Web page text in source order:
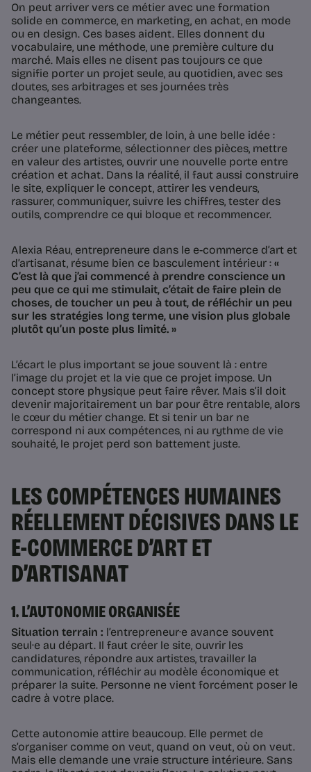
On peut arriver vers ce métier avec une formation
solide en commerce, en marketing, en achat, en mode
ou en design. Ces bases aident. Elles donnent du
vocabulaire, une méthode, une première culture du
marché. Mais elles ne disent pas toujours ce que
signifie porter un projet seule, au quotidien, avec ses
doutes, ses arbitrages et ses journées très
changeantes.
Le métier peut ressembler, de loin, à une belle idée :
créer une plateforme, sélectionner des pièces, mettre
en valeur des artistes, ouvrir une nouvelle porte entre
création et achat. Dans la réalité, il faut aussi construire
le site, expliquer le concept, attirer les vendeurs,
rassurer, communiquer, suivre les chiffres, tester des
outils, comprendre ce qui bloque et recommencer.
Alexia Réau, entrepreneure dans le e-commerce d’art et
d’artisanat, résume bien ce basculement intérieur : «
C’est là que j’ai commencé à prendre conscience un
peu que ce qui me stimulait, c’était de faire plein de
choses, de toucher un peu à tout, de réfléchir un peu
sur les stratégies long terme, une vision plus globale
plutôt qu’un poste plus limité. »
L’écart le plus important se joue souvent là : entre
l’image du projet et la vie que ce projet impose. Un
concept store physique peut faire rêver. Mais s’il doit
devenir majoritairement un bar pour être rentable, alors
le cœur du métier change. Et si tenir un bar ne
correspond ni aux compétences, ni au rythme de vie
souhaité, le projet perd son battement juste.
LES COMPÉTENCES HUMAINES
RÉELLEMENT DÉCISIVES DANS LE
E-COMMERCE D’ART ET
D’ARTISANAT
1. L’AUTONOMIE ORGANISÉE
Situation terrain : l’entrepreneur·e avance souvent
seul·e au départ. Il faut créer le site, ouvrir les
candidatures, répondre aux artistes, travailler la
communication, réfléchir au modèle économique et
préparer la suite. Personne ne vient forcément poser le
cadre à votre place.
Cette autonomie attire beaucoup. Elle permet de
s’organiser comme on veut, quand on veut, où on veut.
Mais elle demande une vraie structure intérieure. Sans